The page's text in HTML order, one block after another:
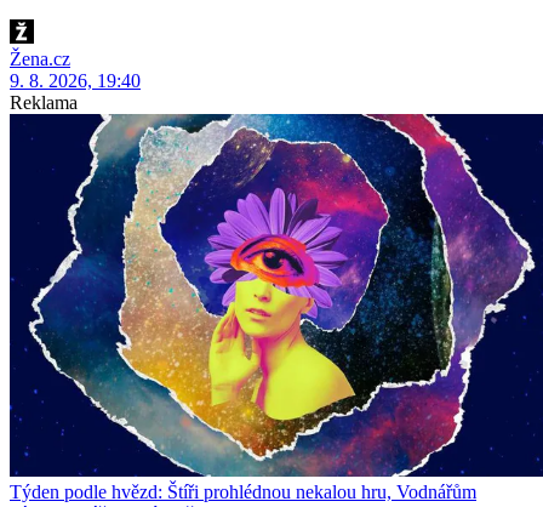
Žena.cz
9. 8. 2026, 19:40
Reklama
Týden podle hvězd: Štíři prohlédnou nekalou hru, Vodnářům